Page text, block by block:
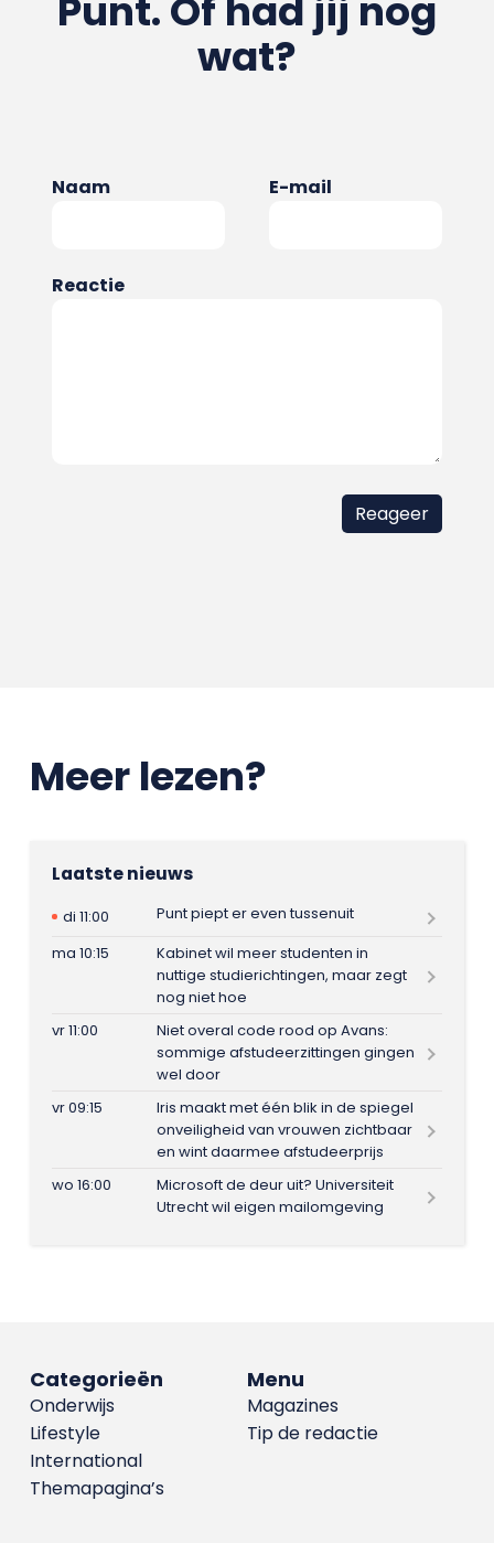
Punt. Of had jij nog
wat?
Naam E-mail
Reactie
Meer lezen?
Laatste nieuws
di 11:00
Punt piept er even tussenuit
ma 10:15
Kabinet wil meer studenten in
nuttige studierichtingen, maar zegt
nog niet hoe
vr 11:00
Niet overal code rood op Avans:
sommige afstudeerzittingen gingen
wel door
vr 09:15
Iris maakt met één blik in de spiegel
onveiligheid van vrouwen zichtbaar
en wint daarmee afstudeerprijs
wo 16:00
Microsoft de deur uit? Universiteit
Utrecht wil eigen mailomgeving
Menu
Magazines
Tip de redactie
Categorieën
Onderwijs
Lifestyle
International
Themapagina’s